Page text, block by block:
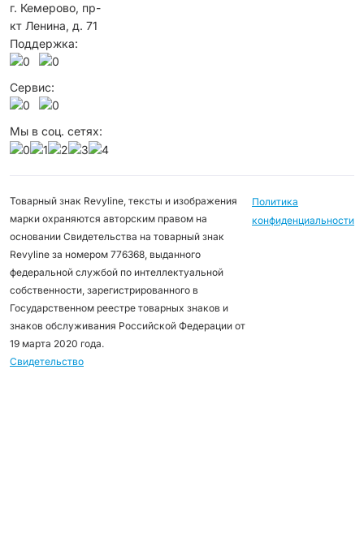
г. Кемерово, пр-
кт Ленина, д. 71
Поддержка:
Сервис:
Мы в соц. сетях:
Товарный знак Revyline, тексты и изображения
марки охраняются авторским правом на
основании Свидетельства на товарный знак
Revyline за номером 776368, выданного
федеральной службой по интеллектуальной
собственности, зарегистрированного в
Государственном реестре товарных знаков и
знаков обслуживания Российской Федерации от
19 марта 2020 года.
Свидетельство
Политика
конфиденциальности